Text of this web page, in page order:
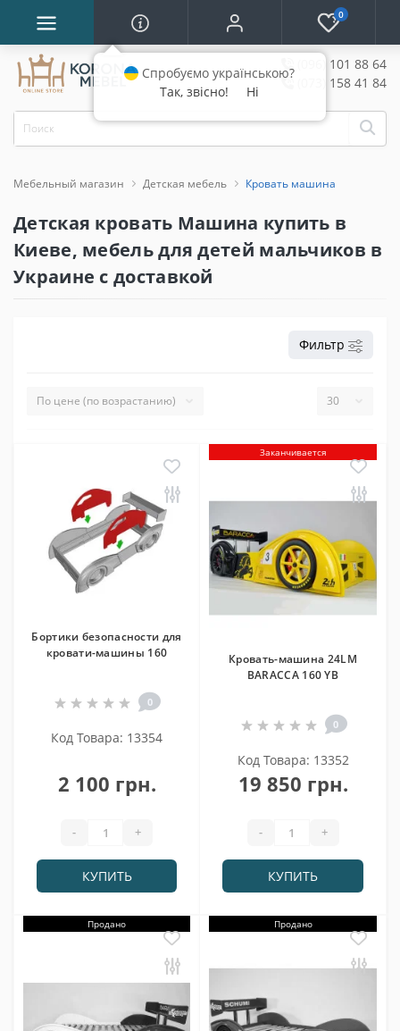
0
(096) 101 88 64
(073) 158 41 84
Мебельный магазин Детская мебель Кровать машина
Детская кровать Машина купить в
Киеве, мебель для детей мальчиков в
Украине с доставкой
Фильтр
Бортики безопасности для
кровати-машины 160
0
Код Товара: 13354
2 100 грн.
- +
КУПИТЬ
Заканчивается
Кровать-машина 24LM
BARACCA 160 YB
0
Код Товара: 13352
19 850 грн.
- +
КУПИТЬ
Продано Продано
Спробуємо українською?
Так, звісно!
Ні